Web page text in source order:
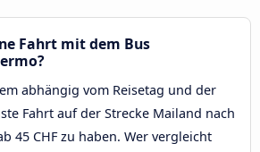
Fahrt mit dem Bus
abhängig vom Reisetag und der
Fahrt auf der Strecke Mailand nach
45 CHF zu haben. Wer vergleicht